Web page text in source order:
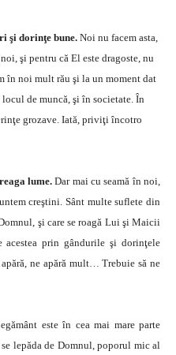
şi dorinţe bune. Noi nu facem asta,
şi pentru că El este dragoste, nu
în noi mult rău şi la un moment dat
de muncă, şi în societate. În
grozave. Iată, priviţi încotro
lume.Dar mai cu seamă în noi,
creştini. Sânt multe suflete din
şi care se roagă Lui şi Maicii
prin gândurile şi dorinţele
ne apără mult… Trebuie să ne
este în cea mai mare parte
lepăda de Domnul, poporul mic al